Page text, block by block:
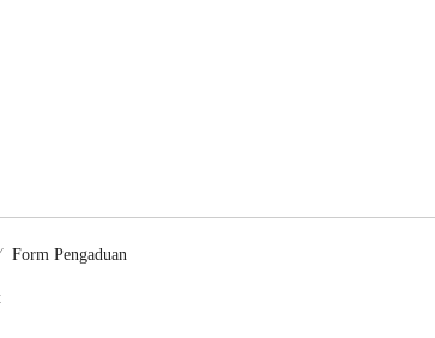
Form Pengaduan